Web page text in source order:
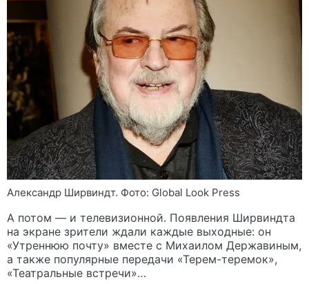
Александр Ширвиндт. Фото: Global Look Press
А потом — и телевизионной. Появления Ширвиндта
на экране зрители ждали каждые выходные: он
«Утреннюю почту» вместе с Михаилом Державиным,
а также популярные передачи «Терем-теремок»,
«Театральные встречи»…